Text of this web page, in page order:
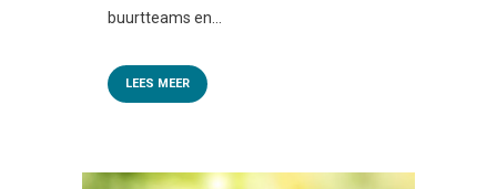
buurtteams en...
LEES MEER